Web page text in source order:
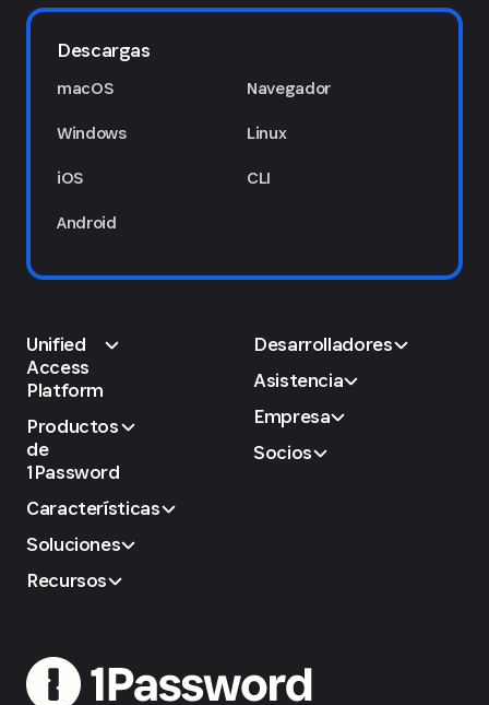
Descargas
macOS
Windows
iOS
Android
Navegador
Linux
CLI
Unified
Access
Platform
Productos
de
1Password
Características
Soluciones
Recursos
Desarrolladores
Asistencia
Empresa
Socios